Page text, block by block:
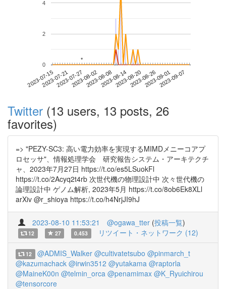
2023-07-152023-07-212023-07-272023-08-022023-08-082023-08-142023-08-202023-08-262023-09-012023-09-07
0
2
4
**
Twitter (13 users, 13 posts, 26
favorites)
=> "PEZY-SC3: 高い電力効率を実現するMIMDメニーコアプ
ロセッサ"、情報処理学会 研究報告システム・アーキテクチ
ャ、2023年7月27日 https://t.co/es5LSuokFl
https://t.co/2Acyq2t4rb 次世代機の物理設計中 次々世代機の
論理設計中 ゲノム解析, 2023年5月 https://t.co/8ob6Ek8XLl
arXiv @r_shioya https://t.co/h4NrjJI9hJ
2023-08-10 11:53:21 @ogawa_tter (投稿一覧)
12 27 0.453 リツイート・ネットワーク (12)
12 @ADMIS_Walker @cultivatetsubo @pinmarch_t
@kazumachack @irwin3512 @yutakama @raptorla
@MaineK00n @telmin_orca @penamimax @K_Ryuichirou
@tensorcore